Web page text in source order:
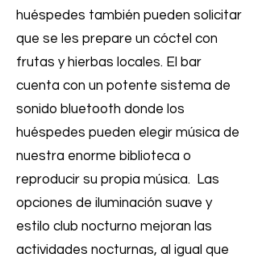
huéspedes también pueden solicitar
que se les prepare un cóctel con
frutas y hierbas locales. El bar
cuenta con un potente sistema de
sonido bluetooth donde los
huéspedes pueden elegir música de
nuestra enorme biblioteca o
reproducir su propia música. Las
opciones de iluminación suave y
estilo club nocturno mejoran las
actividades nocturnas, al igual que